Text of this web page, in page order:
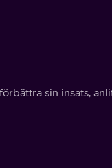
sin insats,